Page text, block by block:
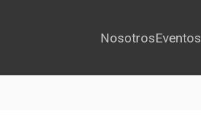
NosotrosEventos